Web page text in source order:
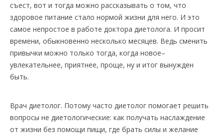
съест, вот и тогда можно рассказывать о том, что
здоровое питание стало нормой жизни для него. И это
самое непростое в работе доктора диетолога. И просит
времени, обыкновенно несколько месяцев. Ведь сменить
привычки можно только тогда, когда новое–
увлекательнее, приятнее, проще, ну и итог вынужден
быть.
Врач диетолог. Потому часто диетолог помогает решить
вопросы не диетологические: как получать наслаждение
от жизни без помощи пищи, где брать силы и желание